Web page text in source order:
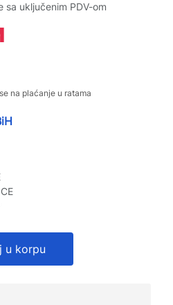
sa uključenim PDV-om
na plaćanje u ratama
u korpu